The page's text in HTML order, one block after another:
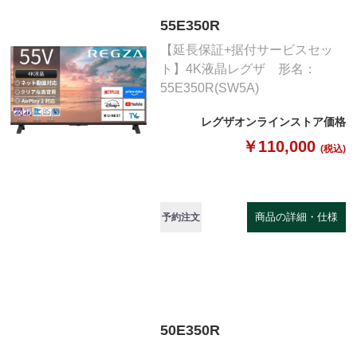
55E350R
【延長保証+据付サービスセッ
ト】4K液晶レグザ 形名：
55E350R(SW5A)
レグザオンラインストア価格
￥110,000 (税込)
予約注文 商品の詳細・仕様
50E350R